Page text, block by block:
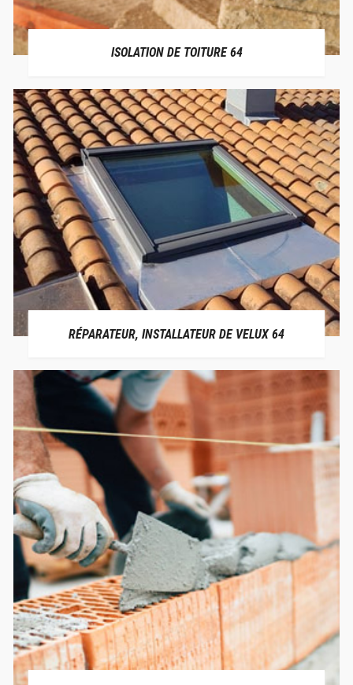
ISOLATION DE TOITURE 64
RÉPARATEUR, INSTALLATEUR DE VELUX 64